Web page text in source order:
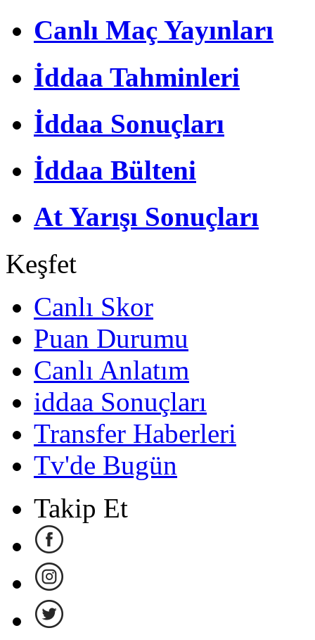
Canlı Maç Yayınları
İddaa Tahminleri
İddaa Sonuçları
İddaa Bülteni
At Yarışı Sonuçları
Keşfet
Canlı Skor
Puan Durumu
Canlı Anlatım
iddaa Sonuçları
Transfer Haberleri
Tv'de Bugün
Takip Et